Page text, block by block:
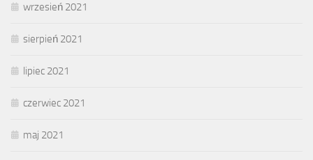
wrzesień 2021
sierpień 2021
lipiec 2021
czerwiec 2021
maj 2021